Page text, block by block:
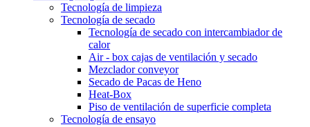
Tecnología de limpieza
Tecnología de secado
Tecnología de secado con intercambiador de
calor
Air - box cajas de ventilación y secado
Mezclador conveyor
Secado de Pacas de Heno
Heat-Box
Piso de ventilación de superficie completa
Tecnología de ensayo